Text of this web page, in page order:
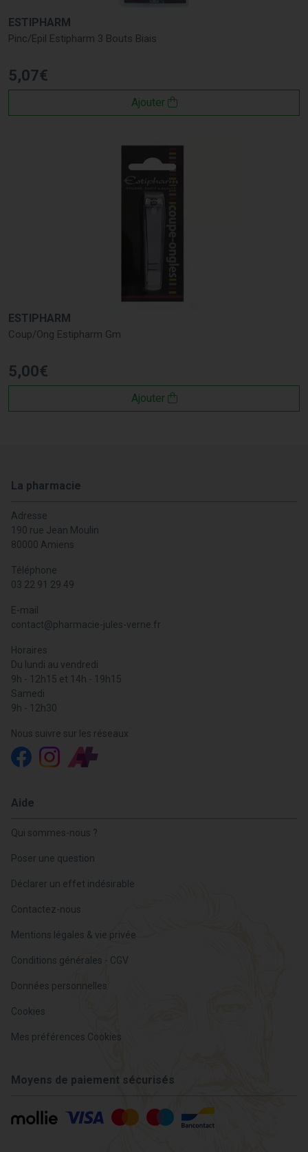
ESTIPHARM
Pinc/Epil Estipharm 3 Bouts Biais
5,07€
Ajouter
ESTIPHARM
Coup/Ong Estipharm Gm
5,00€
Ajouter
La pharmacie
Adresse
190 rue Jean Moulin
80000 Amiens
Téléphone
03 22 91 29 49
E-mail
contact@pharmacie-jules-verne.fr
Horaires
Du lundi au vendredi
9h - 12h15 et 14h - 19h15
Samedi
9h - 12h30
Nous suivre sur les réseaux
Aide
Qui sommes-nous ?
Poser une question
Déclarer un effet indésirable
Contactez-nous
Mentions légales & vie privée
Conditions générales - CGV
Données personnelles
Cookies
Mes préférences Cookies
Moyens de paiement sécurisés